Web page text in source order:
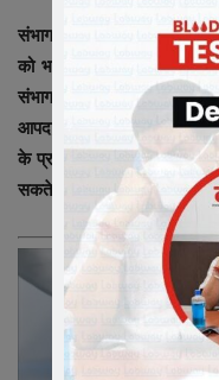
संभागायुक्त ने निर्देश दिये हैं कि
को भारतीय तंबाकू नियंत्रण
संभागायुक्त ने समस्त कलेक्टर्स
आपदा से बचाने के लिये जिला
के प्रभावी प्रवर्तन से
सकते हैं और संभाग को